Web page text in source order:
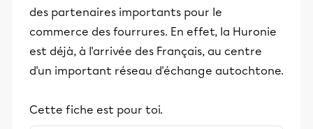
des partenaires importants pour le
commerce des fourrures. En effet, la Huronie
est déjà, à l'arrivée des Français, au centre
d'un important réseau d'échange autochtone.
Cette fiche est pour toi.